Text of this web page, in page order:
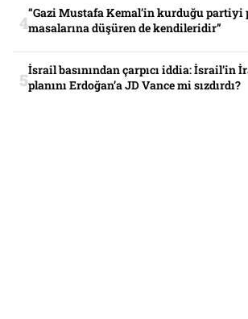
“Gazi Mustafa Kemal’in kurduğu partiyi
masalarına düşüren de kendileridir”
İsrail basınından çarpıcı iddia: İsrail’in
planını Erdoğan’a JD Vance mi sızdırdı?